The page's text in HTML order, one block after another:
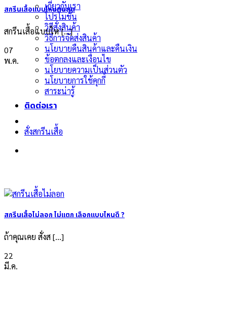
เกี่ยวกับเรา
โปรโมชั่น
วิธีสั่งสินค้า
วิธีการจัดส่งสินค้า
นโยบายคืนสินค้าและคืนเงิน
ข้อตกลงและเงื่อนไข
นโยบายความเป็นส่วนตัว
นโยบายการใช้คุกกี้
สาระน่ารู้
ติดต่อเรา
สั่งสกรีนเสื้อ
สกรีนเสื้อแบบไหนทนสุด
สกรีนเสื้อแบบไห [...]
07
พ.ค.
สกรีนเสื้อไม่ลอก ไม่แตก เลือกแบบไหนดี ?
ถ้าคุณเคย สั่งส [...]
22
มี.ค.